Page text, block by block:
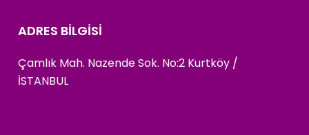
ADRES BİLGİSİ
Çamlık Mah. Nazende Sok. No:2 Kurtköy /
İSTANBUL